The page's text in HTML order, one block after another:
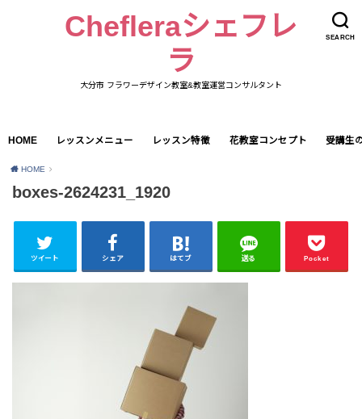
SEARCH
Chefleraシェフレ
ラ
大分市 フラワーデザイン教室&教室運営コンサルタント
HOME レッスンメニュー レッスン特徴 花教室コンセプト 受講生
HOME
boxes-2624231_1920
ツイート シェア はてブ 送る Pocket